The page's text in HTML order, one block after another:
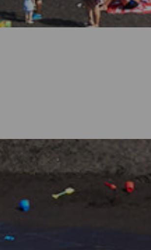
små strender, ved foten av fjell eller